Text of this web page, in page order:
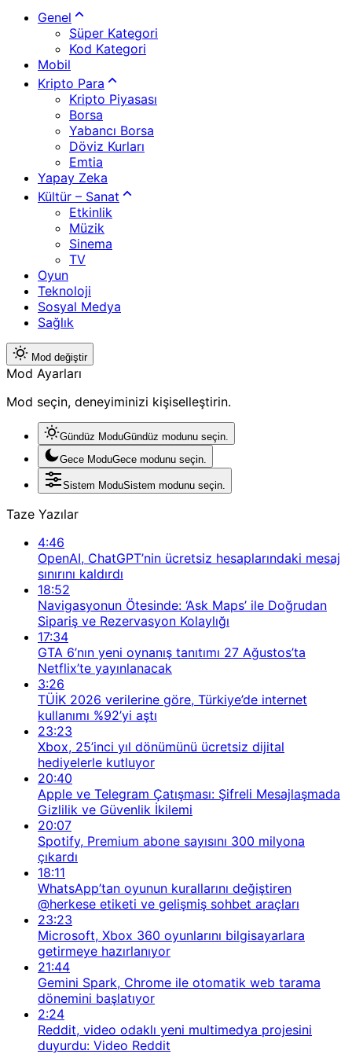
Genel
Süper Kategori
Kod Kategori
Mobil
Kripto Para
Kripto Piyasası
Borsa
Yabancı Borsa
Döviz Kurları
Emtia
Yapay Zeka
Kültür – Sanat
Etkinlik
Müzik
Sinema
TV
Oyun
Teknoloji
Sosyal Medya
Sağlık
Mod değiştir
Mod Ayarları
Mod seçin, deneyiminizi kişiselleştirin.
Gündüz ModuGündüz modunu seçin.
Gece ModuGece modunu seçin.
Sistem ModuSistem modunu seçin.
Taze Yazılar
4:46
OpenAI, ChatGPT’nin ücretsiz hesaplarındaki mesaj
sınırını kaldırdı
18:52
Navigasyonun Ötesinde: ‘Ask Maps’ ile Doğrudan
Sipariş ve Rezervasyon Kolaylığı
17:34
GTA 6’nın yeni oynanış tanıtımı 27 Ağustos’ta
Netflix’te yayınlanacak
3:26
TÜİK 2026 verilerine göre, Türkiye’de internet
kullanımı %92’yi aştı
23:23
Xbox, 25’inci yıl dönümünü ücretsiz dijital
hediyelerle kutluyor
20:40
Apple ve Telegram Çatışması: Şifreli Mesajlaşmada
Gizlilik ve Güvenlik İkilemi
20:07
Spotify, Premium abone sayısını 300 milyona
çıkardı
18:11
WhatsApp’tan oyunun kurallarını değiştiren
@herkese etiketi ve gelişmiş sohbet araçları
23:23
Microsoft, Xbox 360 oyunlarını bilgisayarlara
getirmeye hazırlanıyor
21:44
Gemini Spark, Chrome ile otomatik web tarama
dönemini başlatıyor
2:24
Reddit, video odaklı yeni multimedya projesini
duyurdu: Video Reddit